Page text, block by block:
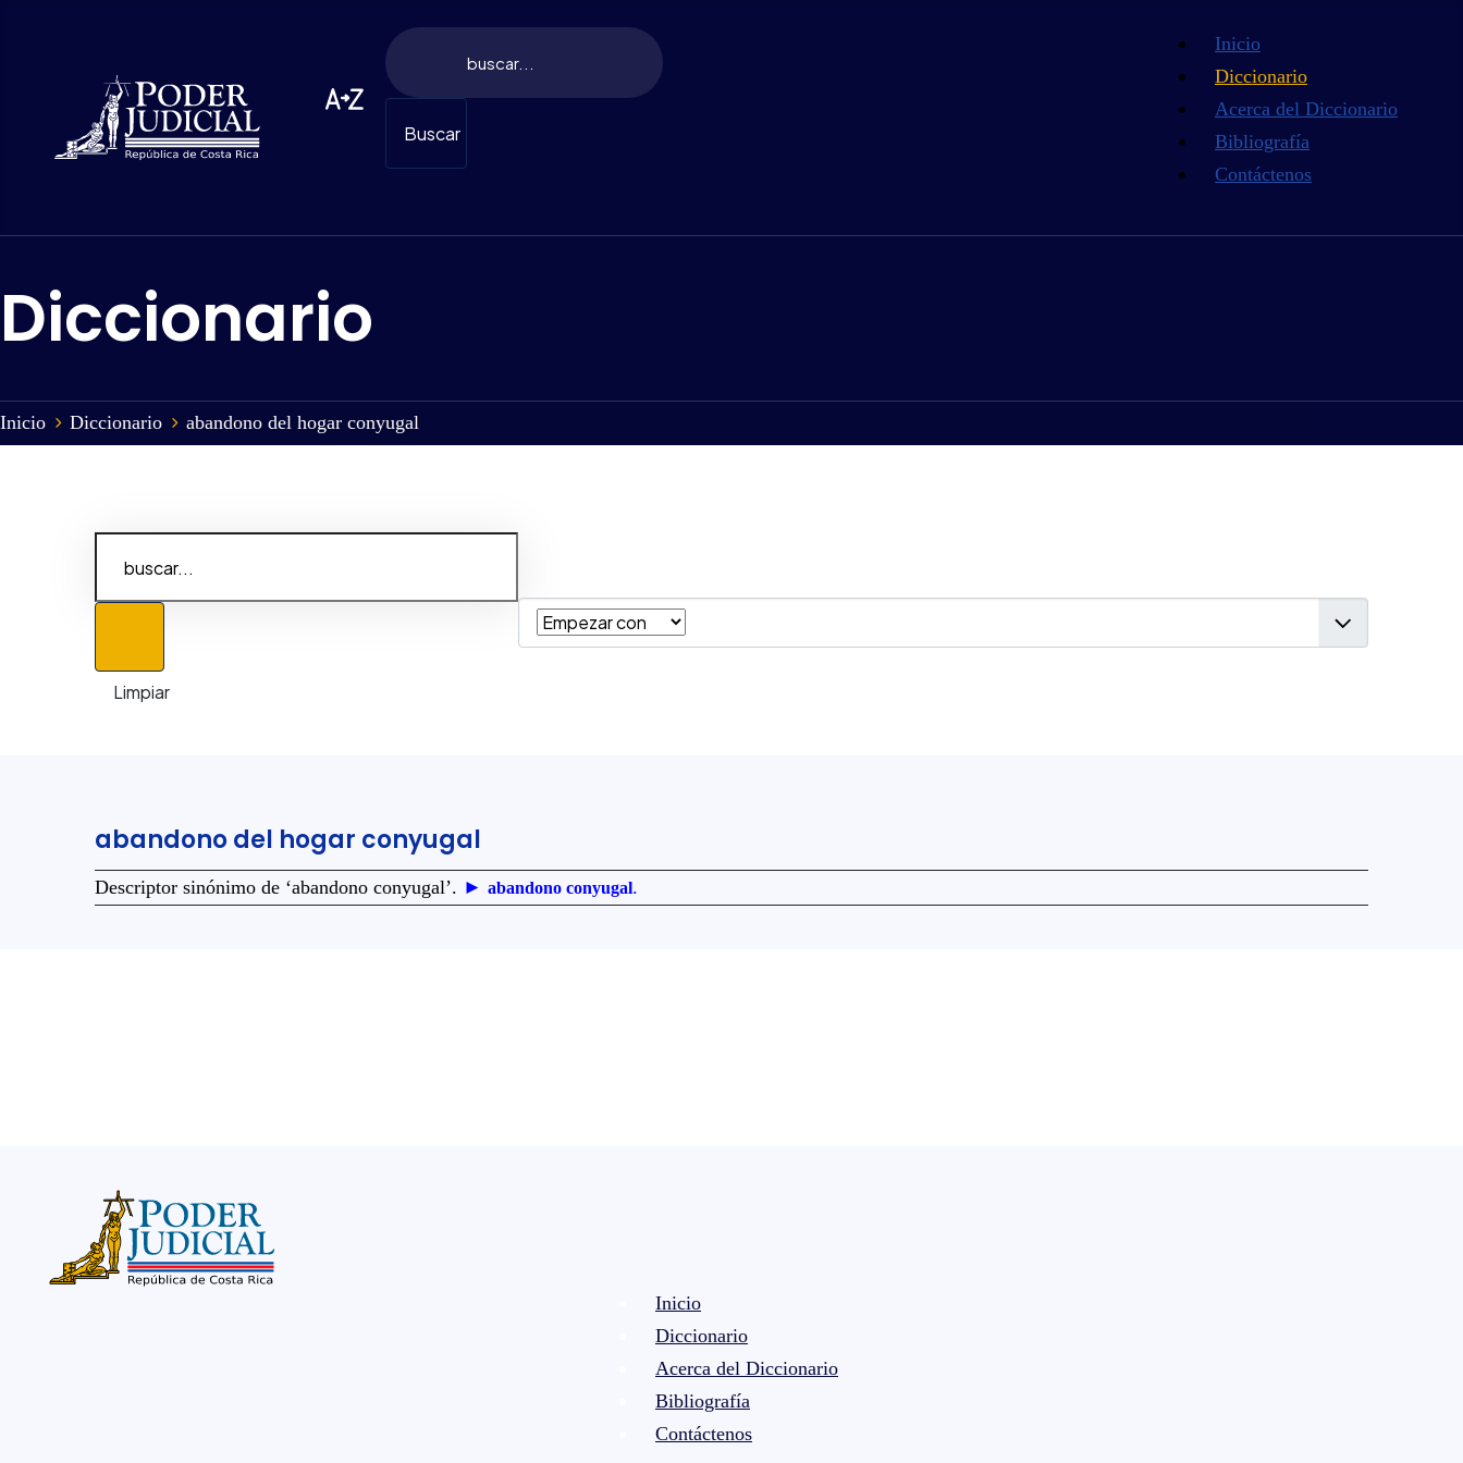
Buscar
Inicio
Diccionario
Acerca del Diccionario
Bibliografía
Contáctenos
Diccionario
Inicio Diccionario abandono del hogar conyugal
abandono del hogar conyugal
Descriptor sinónimo de ‘abandono conyugal’. ► abandono conyugal.
Inicio
Diccionario
Acerca del Diccionario
Bibliografía
Contáctenos